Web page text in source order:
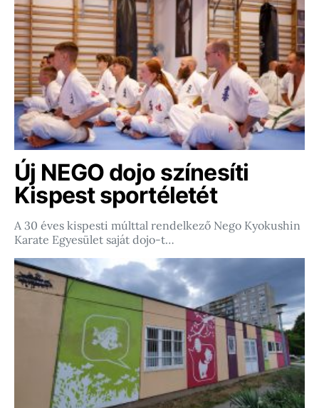
Új NEGO dojo színesíti
Kispest sportéletét
A 30 éves kispesti múlttal rendelkező Nego Kyokushin
Karate Egyesület saját dojo-t…